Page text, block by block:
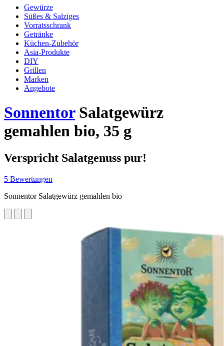
Gewürze
Süßes & Salziges
Vorratsschrank
Getränke
Küchen-Zubehör
Asia-Produkte
DIY
Grillen
Marken
Angebote
SonnentorSalatgewürz
gemahlen bio, 35 g
Verspricht Salatgenuss pur!
5 Bewertungen
Sonnentor Salatgewürz gemahlen bio